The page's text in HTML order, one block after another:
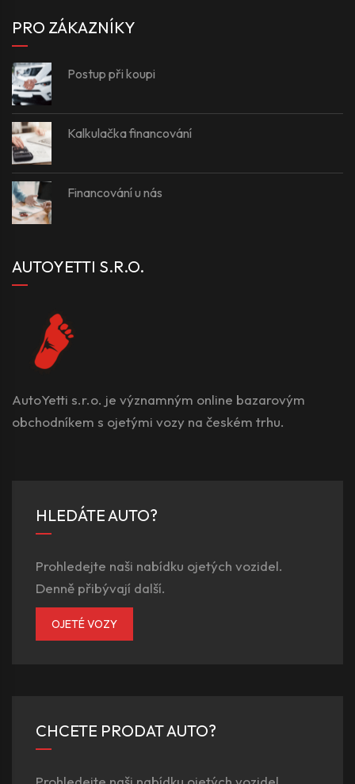
PRO ZÁKAZNÍKY
Postup při koupi
Kalkulačka financování
Financování u nás
AUTOYETTI S.R.O.
AutoYetti s.r.o. je významným online bazarovým
obchodníkem s ojetými vozy na českém trhu.
HLEDÁTE AUTO?
Prohledejte naši nabídku ojetých vozidel.
Denně přibývají další.
OJETÉ VOZY
CHCETE PRODAT AUTO?